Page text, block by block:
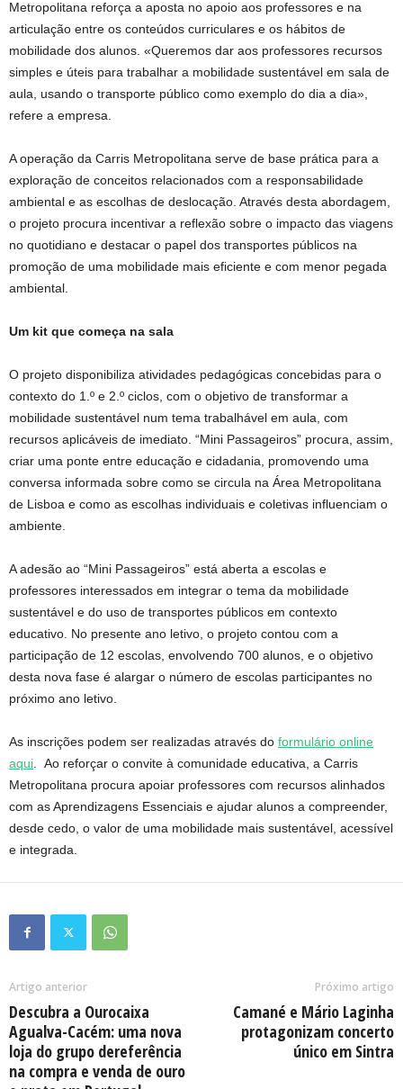
Metropolitana reforça a aposta no apoio aos professores e na
articulação entre os conteúdos curriculares e os hábitos de
mobilidade dos alunos. «Queremos dar aos professores recursos
simples e úteis para trabalhar a mobilidade sustentável em sala de
aula, usando o transporte público como exemplo do dia a dia»,
refere a empresa.
A operação da Carris Metropolitana serve de base prática para a
exploração de conceitos relacionados com a responsabilidade
ambiental e as escolhas de deslocação. Através desta abordagem,
o projeto procura incentivar a reflexão sobre o impacto das viagens
no quotidiano e destacar o papel dos transportes públicos na
promoção de uma mobilidade mais eficiente e com menor pegada
ambiental.
Um kit que começa na sala
O projeto disponibiliza atividades pedagógicas concebidas para o
contexto do 1.º e 2.º ciclos, com o objetivo de transformar a
mobilidade sustentável num tema trabalhável em aula, com
recursos aplicáveis de imediato. “Mini Passageiros” procura, assim,
criar uma ponte entre educação e cidadania, promovendo uma
conversa informada sobre como se circula na Área Metropolitana
de Lisboa e como as escolhas individuais e coletivas influenciam o
ambiente.
A adesão ao “Mini Passageiros” está aberta a escolas e
professores interessados em integrar o tema da mobilidade
sustentável e do uso de transportes públicos em contexto
educativo. No presente ano letivo, o projeto contou com a
participação de 12 escolas, envolvendo 700 alunos, e o objetivo
desta nova fase é alargar o número de escolas participantes no
próximo ano letivo.
As inscrições podem ser realizadas através do formulário online
aqui . Ao reforçar o convite à comunidade educativa, a Carris
Metropolitana procura apoiar professores com recursos alinhados
com as Aprendizagens Essenciais e ajudar alunos a compreender,
desde cedo, o valor de uma mobilidade mais sustentável, acessível
e integrada.
Artigo anterior
Descubra a Ourocaixa
Agualva-Cacém: uma nova
loja do grupo dereferência
na compra e venda de ouro
Próximo artigo
Camané e Mário Laginha
protagonizam concerto
único em Sintra